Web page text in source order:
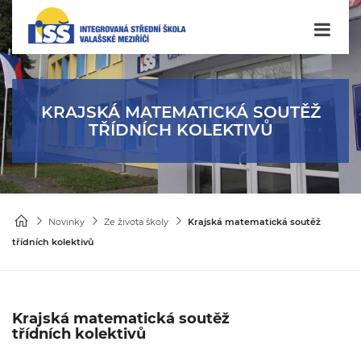
KRAJSKÁ MATEMATICKÁ SOUTĚŽ
TŘÍDNÍCH KOLEKTIVŮ
Novinky Ze života školy
Krajská matematická soutěž
třídních kolektivů
Krajská matematická soutěž
třídních kolektivů